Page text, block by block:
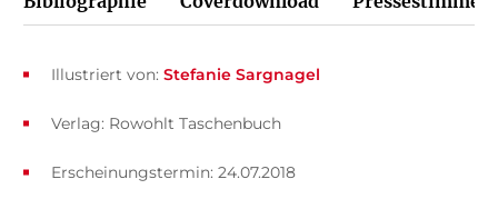
Verlag: Rowohlt Taschenbuch
Erscheinungstermin: 24.07.2018
Illustriert von: Stefanie Sargnagel